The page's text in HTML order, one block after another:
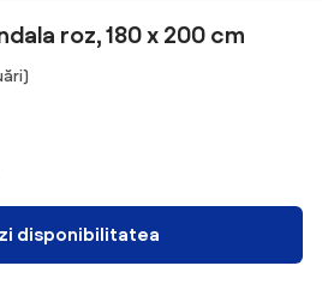
roz, 180 x 200 cm
disponibilitatea